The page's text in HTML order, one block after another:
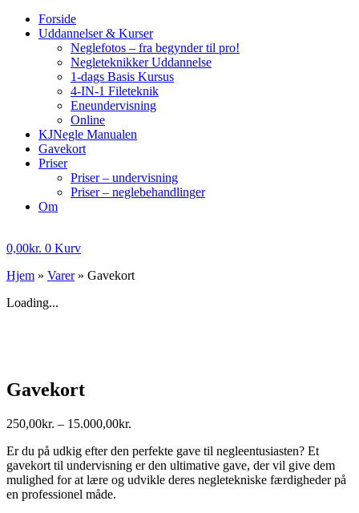
Forside
Uddannelser & Kurser
Neglefotos – fra begynder til pro!
Negleteknikker Uddannelse
1-dags Basis Kursus
4-IN-1 Fileteknik
Eneundervisning
Online
KJNegle Manualen
Gavekort
Priser
Priser – undervisning
Priser – neglebehandlinger
Om
0,00kr. 0 Kurv
Hjem » Varer» Gavekort
Loading...
Gavekort
250,00kr. – 15.000,00kr.
til
15.000,00kr.
Er du på udkig efter den perfekte gave til negleentusiasten? Et
gavekort til undervisning er den ultimative gave, der vil give dem
mulighed for at lære og udvikle deres negletekniske færdigheder på
en professionel måde.